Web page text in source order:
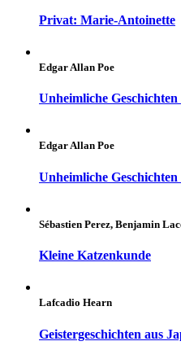
Privat: Marie-Antoinette
Edgar Allan Poe
Unheimliche
Edgar Allan Poe
Unheimliche
Sébastien Perez, Benjamin
Kleine Katzenkunde
Lafcadio Hearn
Geistergeschichten aus